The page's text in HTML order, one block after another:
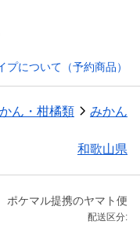
プについて（予約商品）
ん・柑橘類 みかん
和歌山県
ポケマル提携のヤマト便
配送区分: